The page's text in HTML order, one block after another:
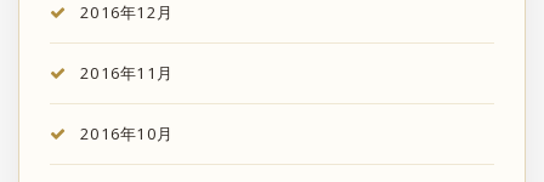
2016年12月
2016年11月
2016年10月